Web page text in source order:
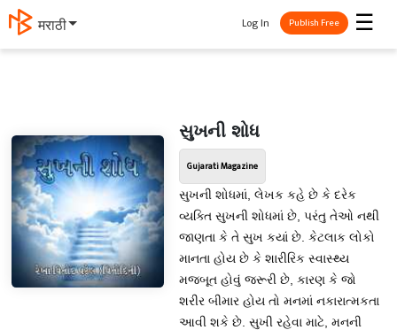
मराठी ☰
Log In Publish Free
સુખની શોધ
Gujarati Magazine
સુખની શોધમાં, લેખક કહે છે કે દરેક
વ્યક્તિ સુખની શોધમાં છે, પરંતુ તેઓ નથી
જાણતા કે તે સુખ કયાં છે. કેટલાક લોકો
માનતા હોય છે કે શારીરિક સ્વાસ્થ્ય
મજબૂત હોવું જરૂરી છે, કારણ કે જો
શરીર બીમાર હોય તો મનમાં નકારાત્મકતા
આવી શકે છે. સુખી રહેવા માટે, મનની